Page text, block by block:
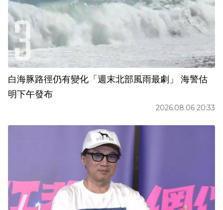
白海豚路徑仍有變化「週末北部風雨最劇」 海警估
明下午發布
2026.08.06 20:33